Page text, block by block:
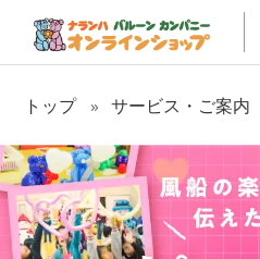
トップ サービス・ご案内